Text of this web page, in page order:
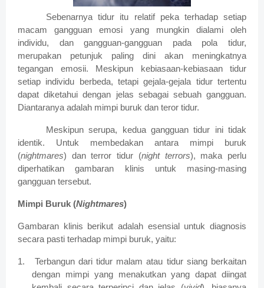
Sebenarnya tidur itu relatif peka terhadap setiap
macam gangguan emosi yang mungkin dialami oleh
individu, dan gangguan-gangguan pada pola tidur,
merupakan petunjuk paling dini akan meningkatnya
tegangan emosii. Meskipun kebiasaan-kebiasaan tidur
setiap individu berbeda, tetapi gejala-gejala tidur tertentu
dapat diketahui dengan jelas sebagai sebuah gangguan.
Diantaranya adalah mimpi buruk dan teror tidur.
Meskipun serupa, kedua gangguan tidur ini tidak
identik. Untuk membedakan antara mimpi buruk
(nightmares) dan terror tidur (night terrors), maka perlu
diperhatikan gambaran klinis untuk masing-masing
gangguan tersebut.
Mimpi Buruk (Nightmares)
Gambaran klinis berikut adalah esensial untuk diagnosis
secara pasti terhadap mimpi buruk, yaitu:
1.
Terbangun dari tidur malam atau tidur siang berkaitan
dengan mimpi yang menakutkan yang dapat diingat